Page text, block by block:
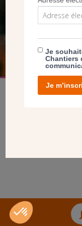
NOUS
Je
Chantiers
Je